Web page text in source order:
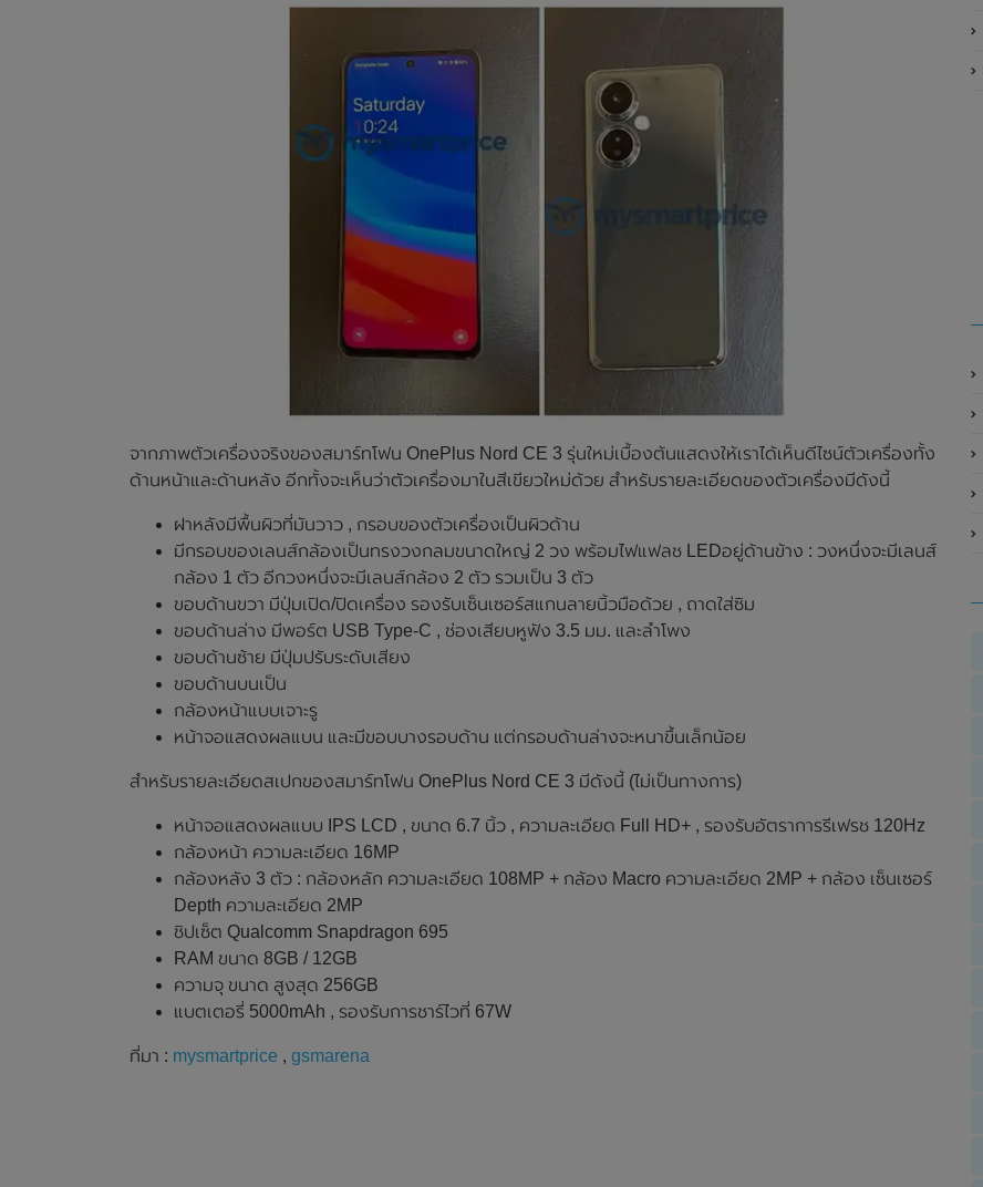
จากภาพตัวเครื่องจริงของสมาร์ทโฟน OnePlus Nord CE 3 รุ่นใหม่เบื้องต้นแสดงให้เราได้เห็นดีไซน์ตัวเครื่องทั้ง
ด้านหน้าและด้านหลัง อีกทั้งจะเห็นว่าตัวเครื่องมาในสีเขียวใหม่ด้วย สำหรับรายละเอียดของตัวเครื่องมีดังนี้
ฝาหลังมีพื้นผิวที่มันวาว , กรอบของตัวเครื่องเป็นผิวด้าน
มีกรอบของเลนส์กล้องเป็นทรงวงกลมขนาดใหญ่ 2 วง พร้อมไฟแฟลช LEDอยู่ด้านข้าง : วงหนึ่งจะมีเลนส์
กล้อง 1 ตัว อีกวงหนึ่งจะมีเลนส์กล้อง 2 ตัว รวมเป็น 3 ตัว
ขอบด้านขวา มีปุ่มเปิด/ปิดเครื่อง รองรับเซ็นเซอร์สแกนลายนิ้วมือด้วย , ถาดใส่ซิม
ขอบด้านล่าง มีพอร์ต USB Type-C , ช่องเสียบหูฟัง 3.5 มม. และลำโพง
ขอบด้านซ้าย มีปุ่มปรับระดับเสียง
ขอบด้านบนเป็น
กล้องหน้าแบบเจาะรู
หน้าจอแสดงผลแบน และมีขอบบางรอบด้าน แต่กรอบด้านล่างจะหนาขึ้นเล็กน้อย
สำหรับรายละเอียดสเปกของสมาร์ทโฟน OnePlus Nord CE 3 มีดังนี้ (ไม่เป็นทางการ)
หน้าจอแสดงผลแบบ IPS LCD , ขนาด 6.7 นิ้ว , ความละเอียด Full HD+ , รองรับอัตราการรีเฟรช 120Hz
กล้องหน้า ความละเอียด 16MP
กล้องหลัง 3 ตัว : กล้องหลัก ความละเอียด 108MP + กล้อง Macro ความละเอียด 2MP + กล้อง เซ็นเซอร์
Depth ความละเอียด 2MP
ชิปเซ็ต Qualcomm Snapdragon 695
RAM ขนาด 8GB / 12GB
ความจุ ขนาด สูงสุด 256GB
แบตเตอรี่ 5000mAh , รองรับการชาร์ไวที่ 67W
ที่มา : mysmartprice , gsmarena